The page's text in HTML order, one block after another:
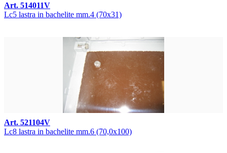
Art. 514011V
Lc5 lastra in bachelite mm.4 (70x31)
Art. 521104V
Lc8 lastra in bachelite mm.6 (70,0x100)